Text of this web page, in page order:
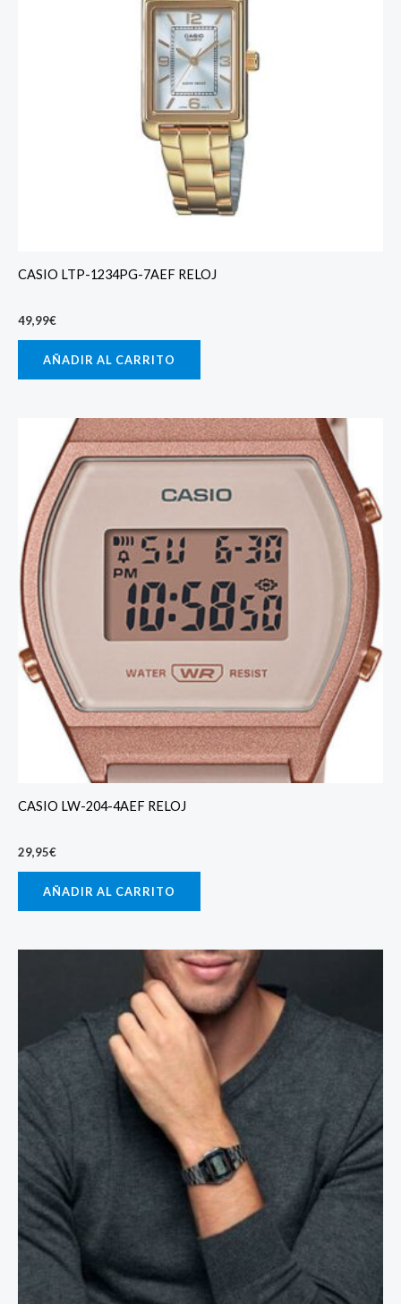
CASIO LTP-1234PG-7AEF RELOJ
49,99€
AÑADIR AL CARRITO
CASIO LW-204-4AEF RELOJ
29,95€
AÑADIR AL CARRITO